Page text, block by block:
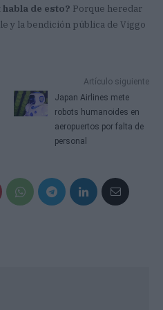
de esto? Porque heredar
y la bendición pública de Viggo
Artículo siguiente
Japan Airlines mete
robots humanoides en
aeropuertos por falta de
personal